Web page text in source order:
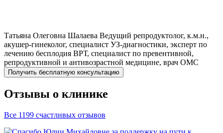
Татьяна Олеговна Шалаева Ведущий репродуктолог, к.м.н.,
акушер-гинеколог, специалист УЗ-диагностики, эксперт по
лечению бесплодия ВРТ, специалист по превентивной,
репродуктивной и антивозрастной медицине, врач ОМС
Получить бесплатную консультацию
Отзывы о клинике
Все 1199 счастливых отзывов